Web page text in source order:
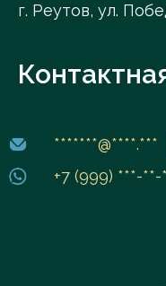
г. Реутов, ул.
*******@****.***
+7 (999) ***-**-